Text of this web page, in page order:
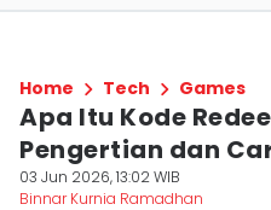
Home Tech Games
Apa Itu Kode
Pengertian dan
03 Jun 2026, 13:02 WIB
Binnar Kurnia Ramadhan